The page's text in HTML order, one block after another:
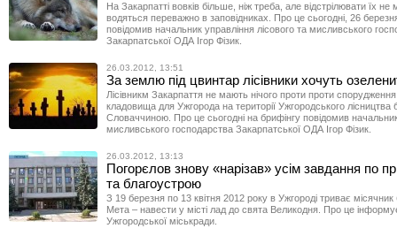
На Закарпатті вовків більше, ніж треба, але відстрілювати їх
водяться переважно в заповідниках. Про це сьогодні, 26
повідомив начальник управління лісового та мисливського
Закарпатської ОДА Ігор Фізик.
26.03.2012, 13:51
За землю під цвинтар лісівники хочуть
Лісівникм Закарпаття не мають нічого проти проти спорудження
кладовища для Ужгорода на території Ужгородського лісництва
Словаччиною. Про це сьогодні на брифінгу повідомив
мисливського господарства Закарпатської ОДА Ігор Фізик.
26.03.2012, 13:13
Погорєлов знову «нарізав» усім завдання по
та благоустрою
З 19 березня по 13 квітня 2012 року в Ужгороді триває
Мета – навести у місті лад до свята Великодня. Про це
Ужгородської міськради.